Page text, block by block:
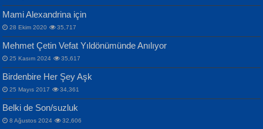
MAHMUT GÜRBÜZ
İbrahim Olmak ve Bitirebilmek...
Songül Özel
Mahzen...
NAZIM HİKMET RAN
Bir Cezaevinde, Tecritteki Adamın
Mektupları...
Mami Alexandrina için
28 Ekim 2020 35,717
Mehmet Çetin Vefat Yıldönümünde Anılıyor
25 Kasım 2024 35,617
Birdenbire Her Şey Aşk
25 Mayıs 2017 34,361
Belki de Son/suzluk
8 Ağustos 2024 32,606